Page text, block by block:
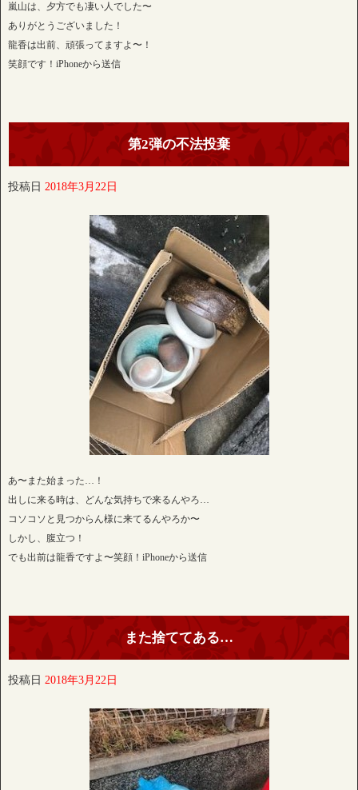
嵐山は、夕方でも凄い人でした〜
ありがとうございました！
龍香は出前、頑張ってますよ〜！
笑顔です！iPhoneから送信
第2弾の不法投棄
投稿日 2018年3月22日
あ〜また始まった…！
出しに来る時は、どんな気持ちで来るんやろ…
コソコソと見つからん様に来てるんやろか〜
しかし、腹立つ！
でも出前は龍香ですよ〜笑顔！iPhoneから送信
また捨ててある…
投稿日 2018年3月22日